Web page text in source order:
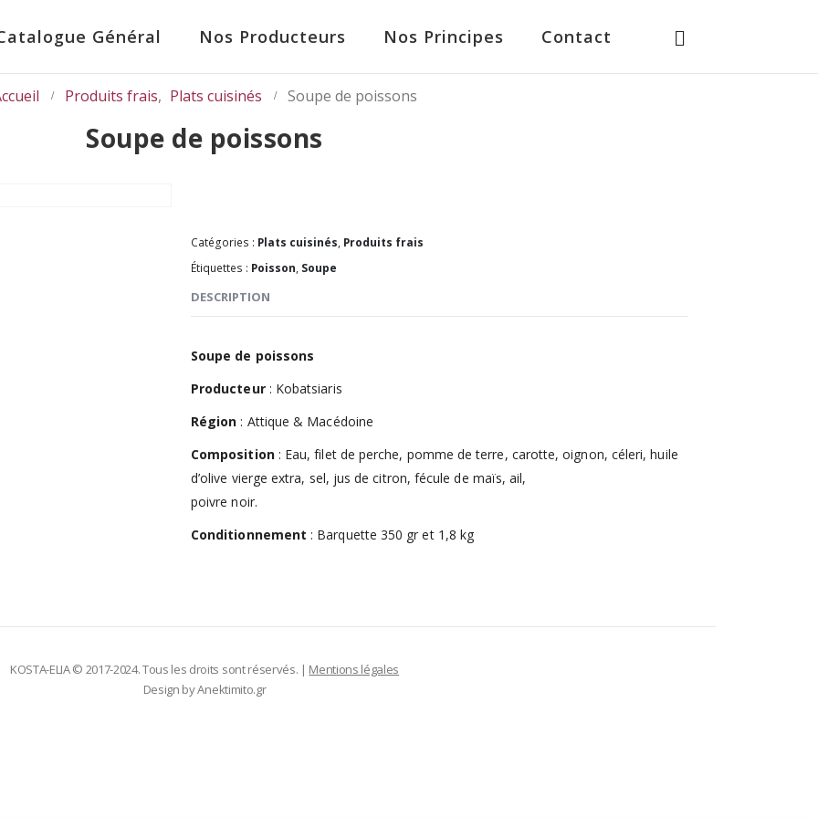
Général Nos Producteurs Nos Principes Contact
Produits frais, Plats cuisinés Soupe de poissons
Soupe de poissons
Catégories : Plats cuisinés, Produits frais
Étiquettes : Poisson, Soupe
DESCRIPTION
Soupe de poissons
Producteur: Kobatsiaris
Région : Attique & Macédoine
Composition: Eau, filet de perche, pomme de terre, carotte, oignon, céleri, huile
d’olive vierge extra, sel, jus de citron, fécule de maïs, ail,
poivre noir.
Conditionnement : Barquette 350 gr et 1,8 kg
KOSTA-ELIA © 2017-2024. Tous les droits sont réservés. | Mentions légales
Design byAnektimito.gr